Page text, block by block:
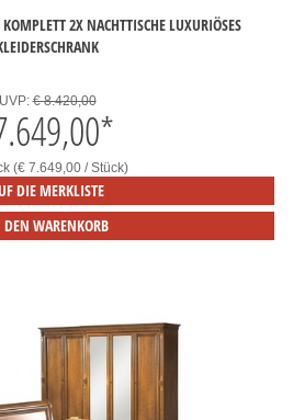
2X NACHTTISCHE LUXURIÖSES
UVP:€ 8.420,00
*
(€ 7.649,00 / Stück)
DIE MERKLISTE
WARENKORB